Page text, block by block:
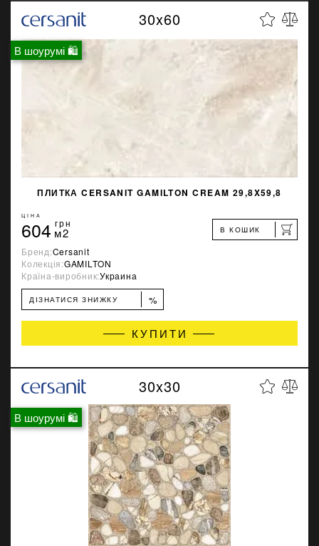
В шоурумі 🛍
30x60
ПЛИТКА CERSANIT GAMILTON CREAM 29,8X59,8
ЦІНА
604 грн
м2 В КОШИК
Бренд:Cersanit
Колекція:GAMILTON
Країна-виробник:Украина
ДІЗНАТИСЯ ЗНИЖКУ %
КУПИТИ
В шоурумі 🛍
30x30